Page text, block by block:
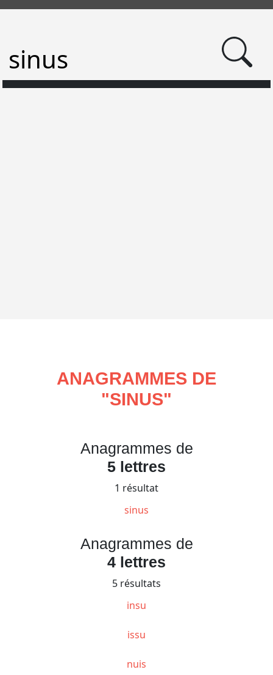
ANAGRAMMES DE
"SINUS"
Anagrammes de
5 lettres
1 résultat
sinus
Anagrammes de
4 lettres
5 résultats
insu
issu
nuis